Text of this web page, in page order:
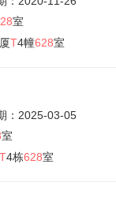
室
T4幢628室
：2025-03-05
室
T4栋628室